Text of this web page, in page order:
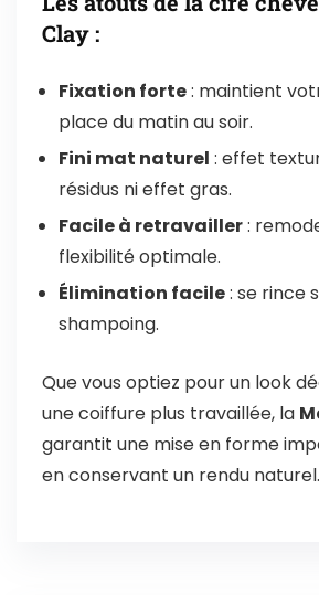
Clay :
Fixation forte: maintient
place du matin au soir.
Fini mat naturel : effet
résidus ni effet gras.
Facile à retravailler:
flexibilité optimale.
Élimination facile: se rince
shampoing.
Que vous optiez pour un look
une coiffure plus travaillée, la
garantit une mise en forme
en conservant un rendu naturel.